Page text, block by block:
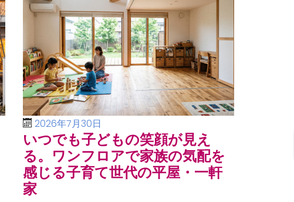
2026年7月30日
いつでも子どもの笑顔が見え
る。ワンフロアで家族の気配を
感じる子育て世代の平屋・一軒
家